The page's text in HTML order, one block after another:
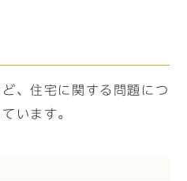
、住宅に関する問題につ
います。